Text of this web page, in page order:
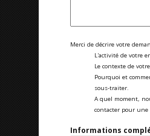
Merci de décrire votre
L'activité de votre
Le contexte de
Pourquoi et
sous-traiter.
A quel moment,
contacter pour
Informations